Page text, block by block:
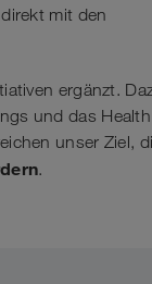
mit den
ergänzt.
und das Health
unser Ziel,
.